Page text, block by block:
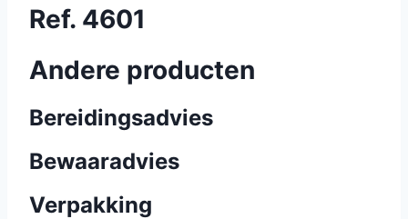
Ref. 4601
Andere producten
Bereidingsadvies
Bewaaradvies
Verpakking